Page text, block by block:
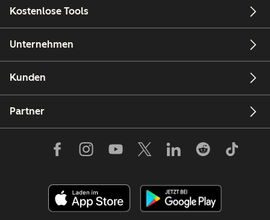
Kostenlose Tools
Unternehmen
Kunden
Partner